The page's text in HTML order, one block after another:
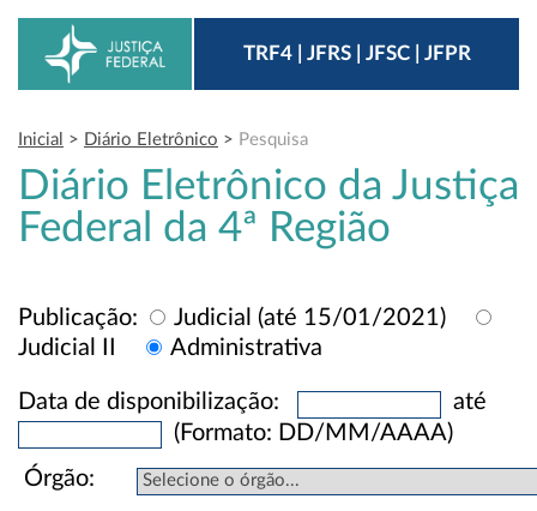
TRF4 | JFRS | JFSC | JFPR
Inicial > Diário Eletrônico > Pesquisa
Diário Eletrônico da Justiça
Federal da 4ª Região
Publicação: Judicial (até 15/01/2021)
Judicial II
Administrativa
Data de disponibilização:
até
(Formato: DD/MM/AAAA)
Órgão: